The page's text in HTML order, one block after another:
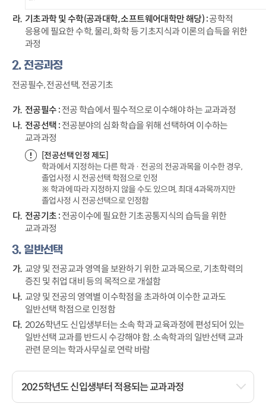
기초과학 및 수학(공과대학, 소프트웨어대학만 해당) :공학적
응용에 필요한 수학, 물리, 화학 등 기초지식과 이론의 습득을 위한
과정
2. 전공과정
전공필수, 전공선택, 전공기초
전공필수 : 전공 학습에서 필수적으로 이수해야 하는 교과과정
전공선택 : 전공분야의 심화 학습을 위해 선택하여 이수하는
교과과정
[전공선택 인정 제도]
학과에서 지정하는 다른 학과 · 전공의 전공과목을 이수한 경우,
졸업사정 시 전공선택 학점으로 인정
※ 학과에 따라 지정하지 않을 수도 있으며, 최대 4과목까지만
졸업사정 시 전공선택으로 인정함
전공기초 : 전공이수에 필요한 기초공통지식의 습득을 위한
교과과정
3. 일반선택
교양 및 전공교과 영역을 보완하기 위한 교과목으로, 기초학력의
증진 및 취업 대비 등의 목적으로 개설함
교양 및 전공의 영역별 이수학점을 초과하여 이수한 교과도
일반선택 학점으로 인정함
2026학년도 신입생부터는 소속 학과 교육과정에 편성되어 있는
일반선택 교과를 반드시 수강해야 함. 소속학과의 일반선택 교과
관련 문의는 학과사무실로 연락 바람
2025학년도 신입생부터 적용되는 교과과정